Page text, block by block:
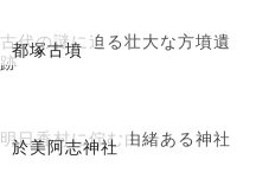
都塚古墳
古代の謎に迫る壮大な方墳遺
跡
於美阿志神社
明日香村に佇む由緒ある神社